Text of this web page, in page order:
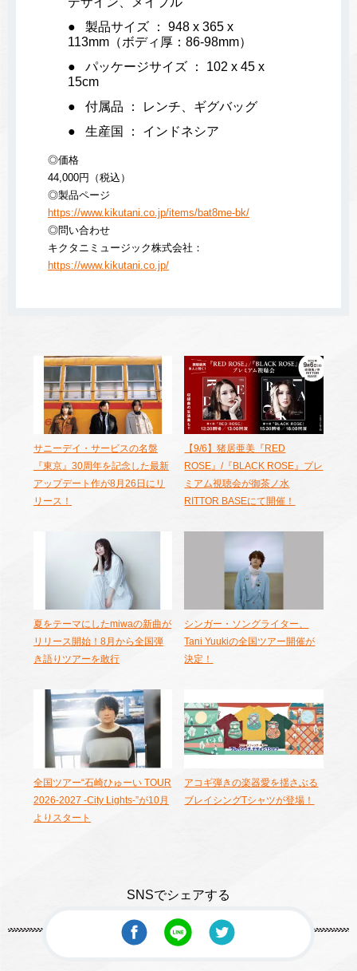
製品サイズ ： 948 x 365 x
113mm（ボディ厚：86-98mm）
パッケージサイズ ： 102 x 45 x
15cm
付属品 ： レンチ、ギグバッグ
生産国 ： インドネシア
◎価格
44,000円（税込）
◎製品ページ
https://www.kikutani.co.jp/items/bat8me-bk/
◎問い合わせ
キクタニミュージック株式会社：
https://www.kikutani.co.jp/
サニーデイ・サービスの名盤
『東京』30周年を記念した最新
アップデート作が8月26日にリ
リース！
【9/6】猪居亜美『RED
ROSE』/『BLACK ROSE』プレ
ミアム視聴会が御茶ノ水
RITTOR BASEにて開催！
夏をテーマにしたmiwaの新曲が
リリース開始！8月から全国弾
き語りツアーを敢行
シンガー・ソングライター、
Tani Yuukiの全国ツアー開催が
決定！
全国ツアー“石崎ひゅーい TOUR
2026-2027 -City Lights-”が10月
よりスタート
アコギ弾きの楽器愛を揺さぶる
ブレイシングTシャツが登場！
SNSでシェアする